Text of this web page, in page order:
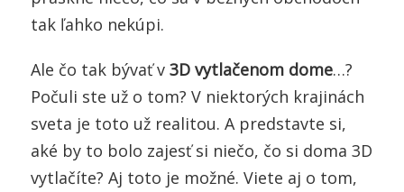
tak ľahko nekúpi.
Ale čo tak bývať v 3D vytlačenom dome…?
Počuli ste už o tom? V niektorých krajinách
sveta je toto už realitou. A predstavte si,
aké by to bolo zajesť si niečo, čo si doma 3D
vytlačíte? Aj toto je možné. Viete aj o tom,